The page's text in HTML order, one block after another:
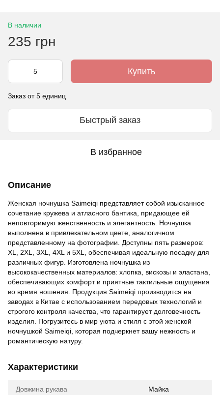
В наличии
235 грн
Купить
Заказ от 5 единиц
Быстрый заказ
В избранное
Описание
Женская ночнушка Saimeiqi представляет собой изысканное
сочетание кружева и атласного бантика, придающее ей
неповторимую женственность и элегантность. Ночнушка
выполнена в привлекательном цвете, аналогичном
представленному на фотографии. Доступны пять размеров:
XL, 2XL, 3XL, 4XL и 5XL, обеспечивая идеальную посадку для
различных фигур. Изготовлена ночнушка из
высококачественных материалов: хлопка, вискозы и эластана,
обеспечивающих комфорт и приятные тактильные ощущения
во время ношения. Продукция Saimeiqi производится на
заводах в Китае с использованием передовых технологий и
строгого контроля качества, что гарантирует долговечность
изделия. Погрузитесь в мир уюта и стиля с этой женской
ночнушкой Saimeiqi, которая подчеркнет вашу нежность и
романтическую натуру.
Характеристики
Довжина рукава Майка